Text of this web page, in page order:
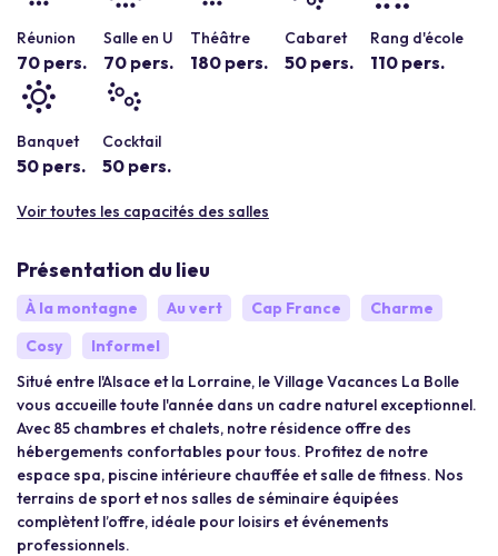
Réunion
70 pers.
Salle en U
70 pers.
Théâtre
180 pers.
Cabaret
50 pers.
Rang d'école
110 pers.
Banquet
50 pers.
Cocktail
50 pers.
Voir toutes les capacités des salles
Présentation du lieu
À la montagne Au vert Cap France
Charme
Cosy
Informel
Situé entre l'Alsace et la Lorraine, le Village Vacances La Bolle
vous accueille toute l'année dans un cadre naturel exceptionnel.
Avec 85 chambres et chalets, notre résidence offre des
hébergements confortables pour tous. Profitez de notre
espace spa, piscine intérieure chauffée et salle de fitness. Nos
terrains de sport et nos salles de séminaire équipées
complètent l’offre, idéale pour loisirs et événements
professionnels.